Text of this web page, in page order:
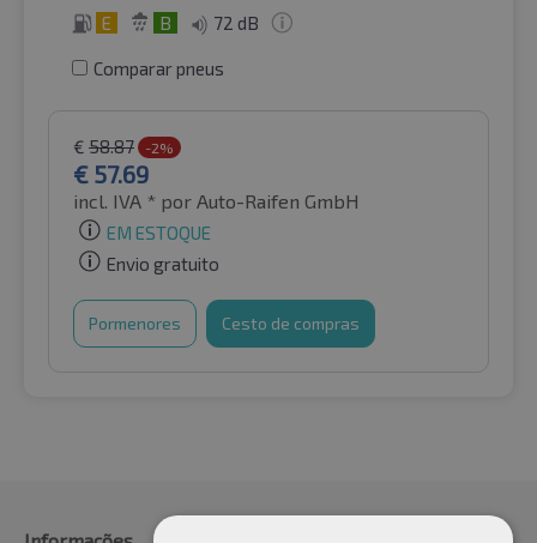
E B 72 dB
Comparar pneus
€ 58.87 -2%
€ 57.69
incl. IVA * por Auto-Raifen GmbH
EM ESTOQUE
Envio gratuito
Pormenores Cesto de compras